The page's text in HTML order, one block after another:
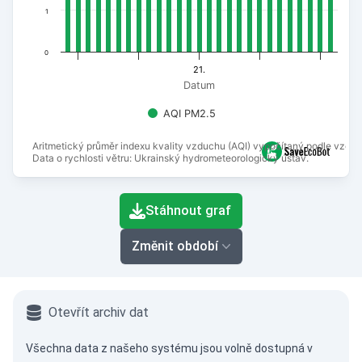
Aritmetický průměr indexu kvality vzduchu (AQI) vypočítaný podle
Data o rychlosti větru: Ukrainský hydrometeorologický ústav.
Datum
AQI PM2.5
21.
0
1
End of interactive chart.
Stáhnout graf
Změnit období
Otevřít archiv dat
Všechna data z našeho systému jsou volně dostupná v